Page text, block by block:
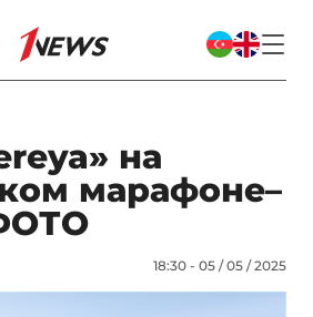
на
марафоне–
18:30 - 05 / 05 / 2025